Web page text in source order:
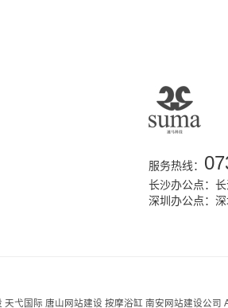
服务热线：
长沙办公点：
深圳办公点：
天弋国际 唐山网站建设 按摩浴缸 南安网站建设公司